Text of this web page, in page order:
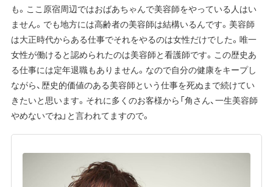
も。ここ原宿周辺ではおばあちゃんで美容師をやっている人はい
ません。でも地方には高齢者の美容師は結構いるんです。美容師
は大正時代からある仕事でそれをやるのは女性だけでした。唯一
女性が働けると認められたのは美容師と看護師です。この歴史あ
る仕事には定年退職もありません。なので自分の健康をキープし
ながら、歴史的価値のある美容師という仕事を死ぬまで続けてい
きたいと思います。それに多くのお客様から「角さん、一生美容師
やめないでね」と言われてますので。